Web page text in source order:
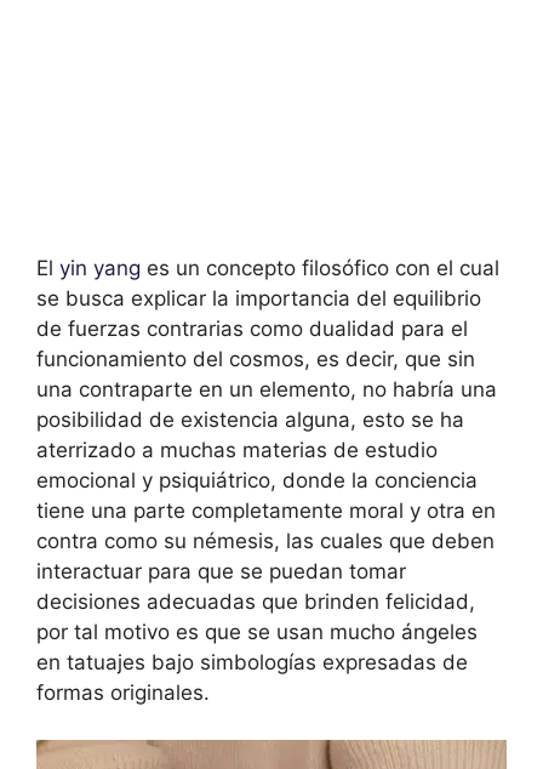
El yin yang es un concepto filosófico con el cual
se busca explicar la importancia del equilibrio
de fuerzas contrarias como dualidad para el
funcionamiento del cosmos, es decir, que sin
una contraparte en un elemento, no habría una
posibilidad de existencia alguna, esto se ha
aterrizado a muchas materias de estudio
emocional y psiquiátrico, donde la conciencia
tiene una parte completamente moral y otra en
contra como su némesis, las cuales que deben
interactuar para que se puedan tomar
decisiones adecuadas que brinden felicidad,
por tal motivo es que se usan mucho ángeles
en tatuajes bajo simbologías expresadas de
formas originales.